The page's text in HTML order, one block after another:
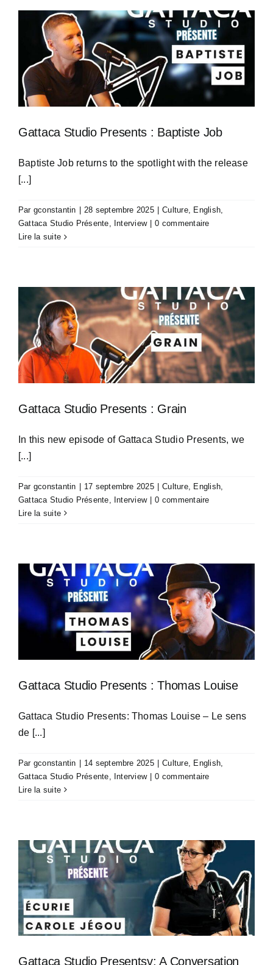
Gattaca Studio Presents : Baptiste Job
Baptiste Job returns to the spotlight with the release
[...]
Par gconstantin 28 septembre 2025 Culture, English,
Gattaca Studio Présente, Interview
0 commentaire
Lire la suite
Gattaca Studio Presents : Grain
In this new episode of Gattaca Studio Presents, we
[...]
Par gconstantin 17 septembre 2025 Culture, English
Gattaca Studio Présente
Interview
0 commentaire
Lire la suite
Gattaca Studio Presents : Thomas Louise
Gattaca Studio Presents: Thomas Louise – Le sens
de [...]
Par gconstantin | 14 septembre 2025 | Culture, English
Gattaca Studio Présente
Interview | 0 commentaire
Lire la suite
Gattaca Studio Presentsv: A Conversation